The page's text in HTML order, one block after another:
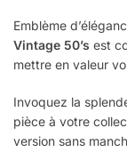
Emblème
Vintage 50’s est
mettre en valeur
Invoquez la
pièce à votre
version sans